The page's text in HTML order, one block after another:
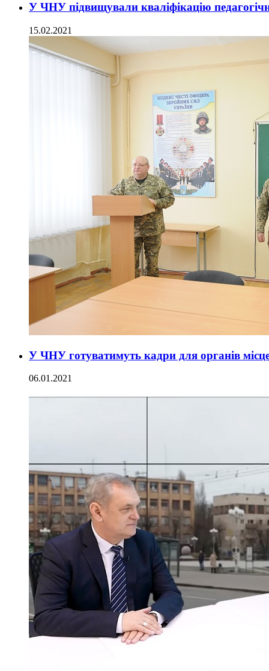
У ЧНУ підвищували кваліфікацію
15.02.2021
У ЧНУ готуватимуть кадри для органів
06.01.2021